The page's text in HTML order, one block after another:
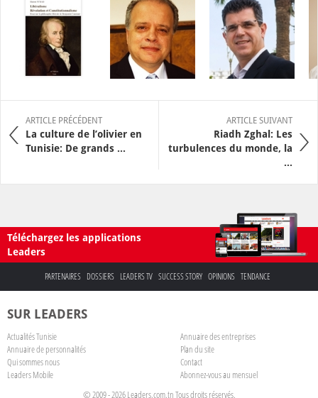
ARTICLE PRÉCÉDENT
La culture de l’olivier en
Tunisie: De grands ...
ARTICLE SUIVANT
Riadh Zghal: Les
turbulences du monde, la
...
Téléchargez les applications
Leaders
PARTENAIRES DOSSIERS LEADERS TV SUCCESS STORY OPINIONS TENDANCE
SUR LEADERS
Actualités Tunisie
Annuaire des entreprises
Annuaire de personnalités
Plan du site
Qui sommes nous
Contact
Leaders Mobile
Abonnez-vous au mensuel
© 2009 - 2026 Leaders.com.tn Tous droits réservés.